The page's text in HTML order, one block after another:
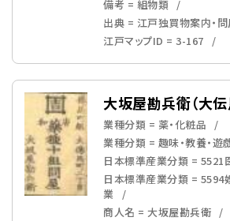
備考 = 組物類
出典 = 江戸独買物案内・
江戸マップID = 3-167
大坂屋勘兵衛（大伝
業種分類 = 薬・化粧品
業種分類 = 趣味・教養・遊
日本標準産業分類 = 5521
日本標準産業分類 = 5594
業
商人名 = 大坂屋勘兵衛